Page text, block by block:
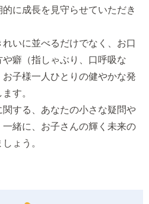
に成長を見守らせていただき
いに並べるだけでなく、お口
癖（指しゃぶり、口呼吸な
子様一人ひとりの健やかな発
す。
する、あなたの小さな疑問や
緒に、お子さんの輝く未来の
ょう。